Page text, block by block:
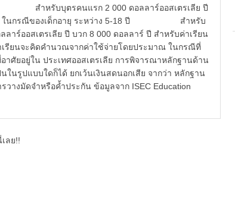
สำหรับบุตรคนแรก 2 000 ดอลลาร์ออสเตรเลีย ปี
ยน ในกรณีของเด็กอายุ ระหว่าง 5-18 ปี สำหรับ
าร์ออสเตรเลีย ปี บวก 8 000 ดอลลาร์ ปี สำหรับค่าเรียน
เรียนจะคิดคำนวณจากค่าใช้จ่ายโดยประมาณ ในกรณีที่
าศัยอยู่ใน ประเทศออสเตรเลีย การพิจารณาหลักฐานด้าน
ในรูปแบบใดก็ได้ ยกเว้นเงินสดนอกเสีย จากว่า หลักฐาน
วางมัดจำหรือค้ำประกัน ข้อมูลจาก ISEC Education
ลย!!